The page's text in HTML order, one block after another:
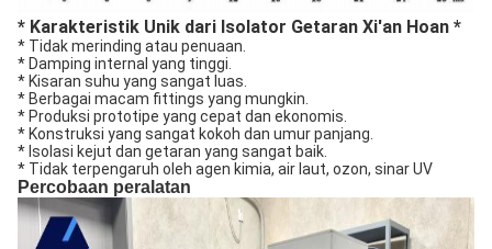
* Karakteristik Unik dari Isolator Getaran Xi'an Hoan *
* Tidak merinding atau penuaan.
* Damping internal yang tinggi.
* Kisaran suhu yang sangat luas.
* Berbagai macam fittings yang mungkin.
* Produksi prototipe yang cepat dan ekonomis.
* Konstruksi yang sangat kokoh dan umur panjang.
* Isolasi kejut dan getaran yang sangat baik.
* Tidak terpengaruh oleh agen kimia, air laut, ozon, sinar UV
Percobaan peralatan